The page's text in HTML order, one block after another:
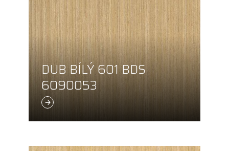
DUB BÍLÝ 601 BDS
6090053